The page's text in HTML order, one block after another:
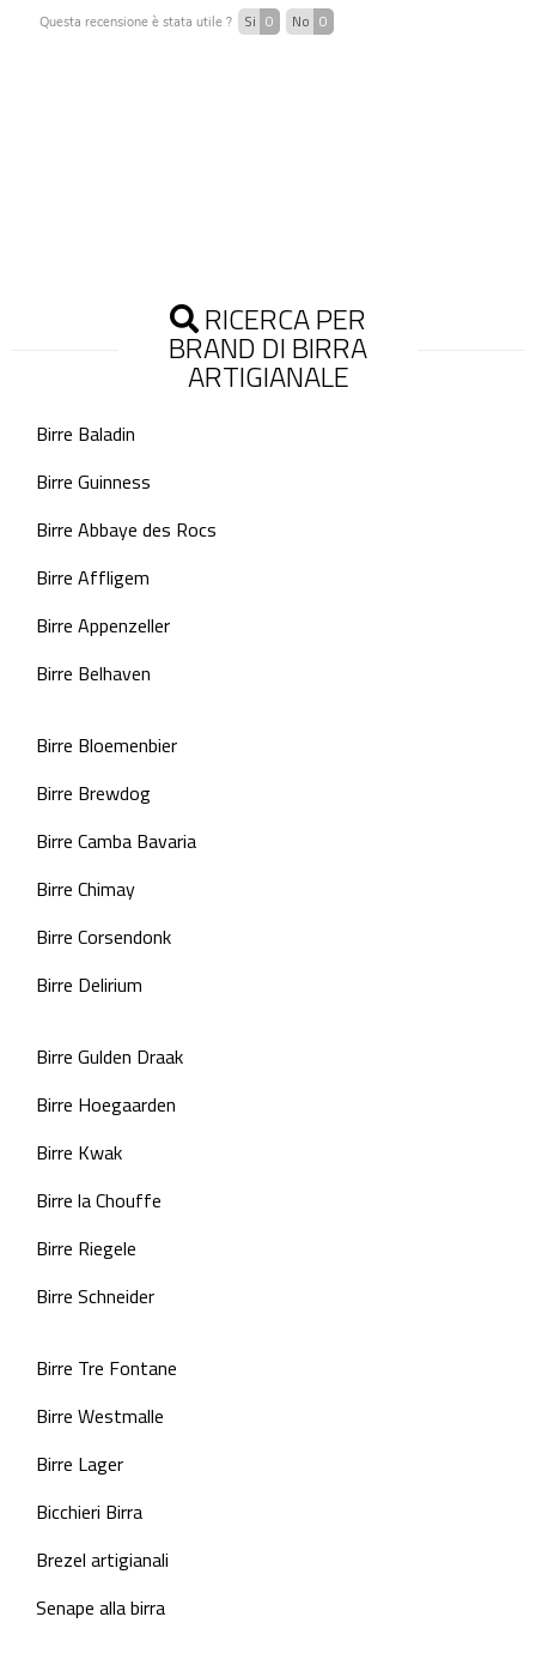
Questa recensione è stata utile ? Si 0 No 0
RICERCA PER
BRAND DI BIRRA
ARTIGIANALE
Birre Baladin
Birre Guinness
Birre Abbaye des Rocs
Birre Affligem
Birre Appenzeller
Birre Belhaven
Birre Bloemenbier
Birre Brewdog
Birre Camba Bavaria
Birre Chimay
Birre Corsendonk
Birre Delirium
Birre Gulden Draak
Birre Hoegaarden
Birre Kwak
Birre la Chouffe
Birre Riegele
Birre Schneider
Birre Tre Fontane
Birre Westmalle
Birre Lager
Bicchieri Birra
Brezel artigianali
Senape alla birra